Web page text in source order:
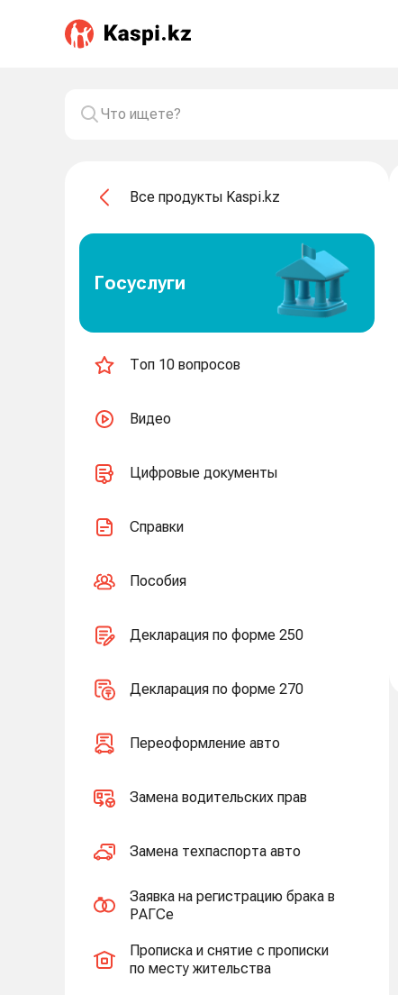
Все продукты Kaspi.kz
Госуслуги
Топ 10 вопросов
Видео
Цифровые документы
Справки
Пособия
Декларация по форме 250
Декларация по форме 270
Переоформление авто
Замена водительских прав
Замена техпаспорта авто
Заявка на регистрацию брака в
РАГСе
Прописка и снятие с прописки
по месту жительства